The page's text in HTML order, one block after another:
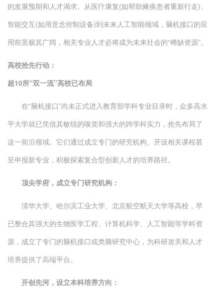
的发展预期和人才渴求。从医疗康复(如帮助瘫痪患者重新行走)、
智能交互(如用意念控制设备)到未来人工智能领域，脑机接口的应
用前景极其广阔，相关专业人才必将成为未来社会的“稀缺资源”。
高校抢先行动：
超10所“双一流”高校已布局
在“脑机接口”尚未正式进入教育部学科专业目录时，众多高水
平大学就已凭借其敏锐的嗅觉和强大的跨学科实力，抢先布局了
这一前沿领域。它们通过成立专门的研究机构、开设相关课程甚
至申报新专业，积极探索复合型创新人才的培养路径。
顶尖学府，成立专门研究机构：
清华大学、哈尔滨工业大学、北京航空航天大学等高校，早
已整合其强大的生物医学工程、计算机科学、人工智能等学科资
源，成立了专门的脑机接口或类脑研究中心，为科研攻关和人才
培养提供了高端平台。
开创先河，设立本科培养方向：